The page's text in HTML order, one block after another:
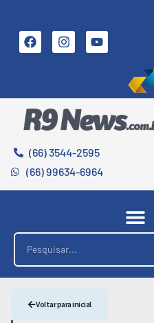
(66) 3544-2595
(66) 99634-6964
Voltar para inicial